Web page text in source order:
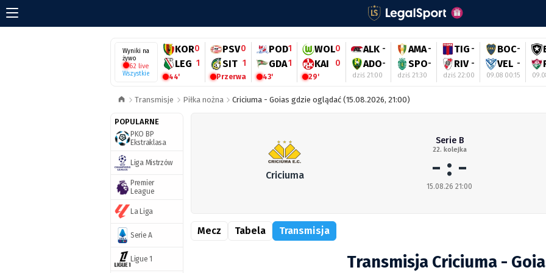
Wyniki na
żywo
62 live
Wszystkie
KOR0
LEG 1
44'
PSV0
SIT 1
Przerwa
POD1
GDA1
43'
WOL0
KAI 0
29'
ALK -
ADO-
dziś 21:00
AMA-
SPO-
dziś 21:30
TIG -
RIV -
dziś 22:00
BOC-
VEL -
09.08 00:15
Transmisje Piłka nożna Criciuma - Goias gdzie oglądać (15.08.2026, 21:00)
POPULARNE
PKO BP
Ekstraklasa
Liga Mistrzów
Premier
League
La Liga
Serie A
Ligue 1
Criciuma
Serie B
22. kolejka
- : -
15.08.26 21:00
Mecz Tabela Transmisja
Transmisja Criciuma -